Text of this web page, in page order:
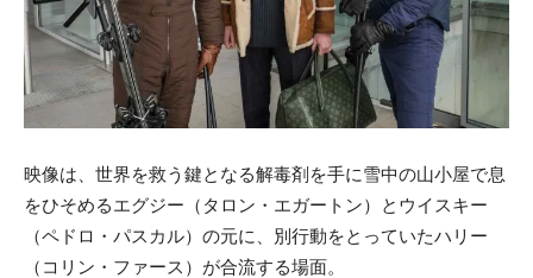
映像は、世界を救う鍵となる解毒剤を手に雪中の山小屋で息
をひそめるエグジー（タロン・エガートン）とウイスキー
（ペドロ・パスカル）の元に、別行動をとっていたハリー
（コリン・ファース）が合流する場面。